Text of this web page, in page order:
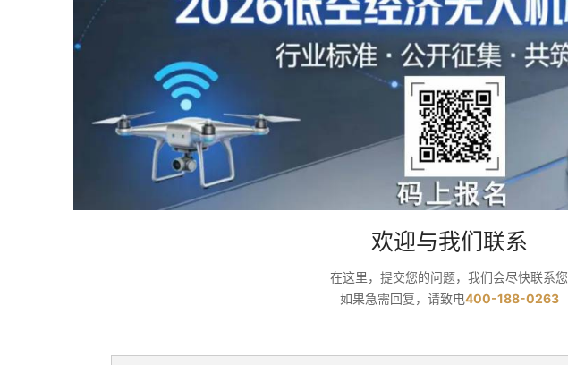
欢迎与我们联系
在这里，提交您的问题，我们会尽快联系您
如果急需回复，请致电400-188-0263